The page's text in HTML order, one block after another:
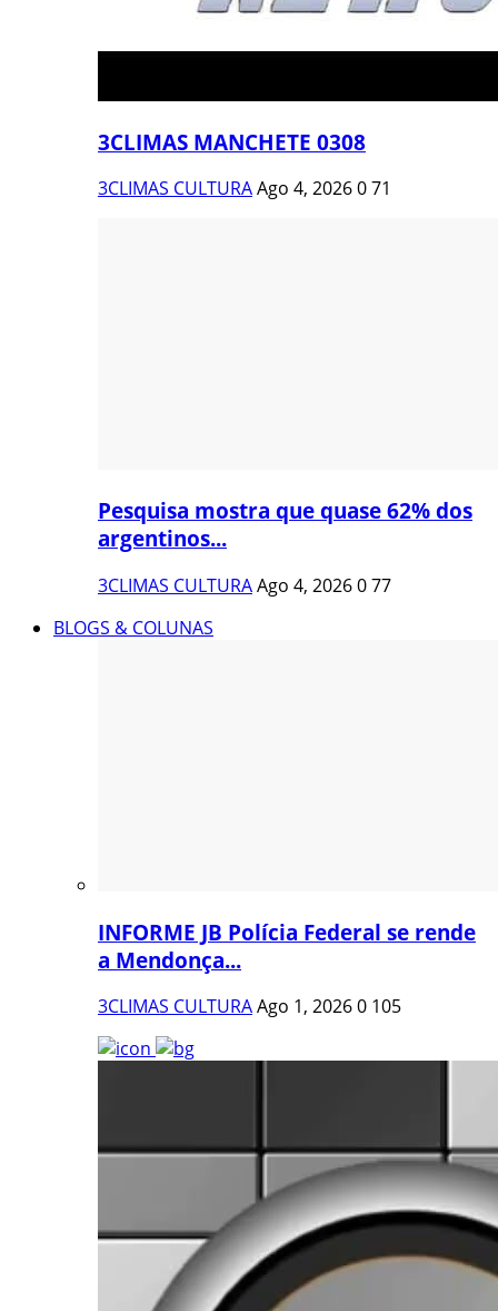
3CLIMAS MANCHETE 0308
3CLIMAS CULTURAAgo 4, 2026071
Pesquisa mostra que quase 62% dos
argentinos...
3CLIMAS CULTURAAgo 4, 2026077
BLOGS & COLUNAS
INFORME JB Polícia Federal se rende
a Mendonça...
3CLIMAS CULTURAAgo 1, 20260 105